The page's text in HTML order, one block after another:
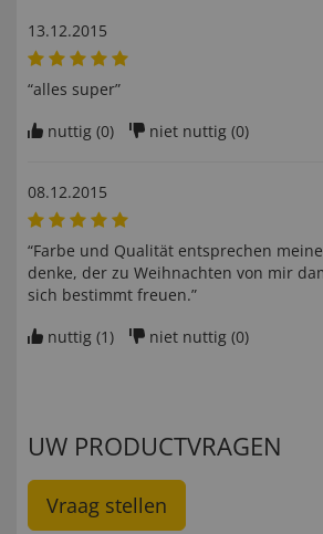
13.12.2015
“alles super”
nuttig (0) niet nuttig (0)
08.12.2015
“Farbe und Qualität entsprechen
denke, der zu Weihnachten von mir
sich bestimmt freuen.”
nuttig (1) niet nuttig (0)
UW PRODUCTVRAGEN
Vraag stellen